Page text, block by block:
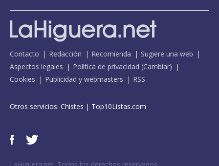
Contacto Redacción Recomienda
Sugiere una web
Aspectos legales
Política de privacidad (Cambiar)
Cookies
Publicidad y webmasters RSS
Otros servicios: Chistes | Top10Listas.com
LaHiguera.net. Todos los derechos reservados